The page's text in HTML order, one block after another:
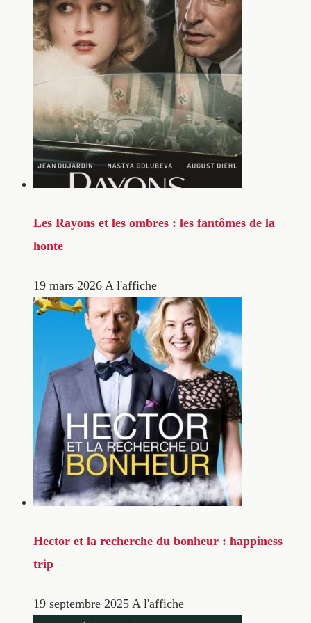
Les Rayons et les ombres : les fantômes de la
honte
19 mars 2026 A l'affiche
Hector et la recherche du bonheur : happiness
trip
19 septembre 2025 A l'affiche